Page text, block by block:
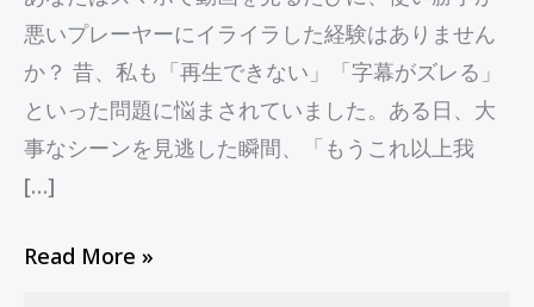
悪いプレーヤーにイライラした経験はありません
か？ 昔、私も「再生できない」「字幕がズレる」
といった問題に悩まされていました。ある日、大
事なシーンを見逃した瞬間、「もうこれ以上我
[…]
｜
本
当
に
知
て
Read More »